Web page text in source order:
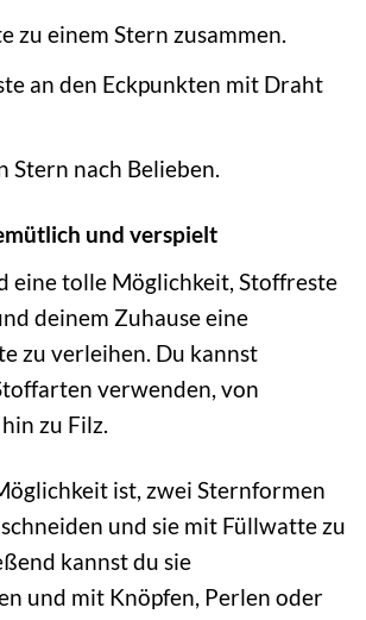
zu einem Stern zusammen.
an den Eckpunkten mit Draht
Stern nach Belieben.
und verspielt
eine tolle Möglichkeit, Stoffreste
deinem Zuhause eine
zu verleihen. Du kannst
verwenden, von
zu Filz.
ist, zwei Sternformen
und sie mit Füllwatte zu
kannst du sie
und mit Knöpfen, Perlen oder